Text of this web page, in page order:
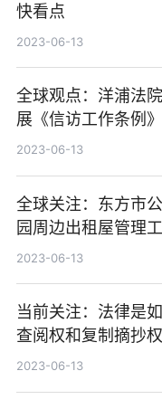
快看点
2023-06-13
全球观点：洋浦法
展《信访工作条例
2023-06-13
全球关注：东方市
园周边出租屋管理
2023-06-13
当前关注：法律是
查阅权和复制摘抄
2023-06-13